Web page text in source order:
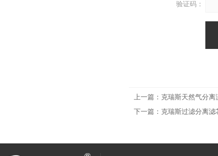
验证码：
上一篇： 克瑞斯天然气分离
下一篇： 克瑞斯过滤分离滤